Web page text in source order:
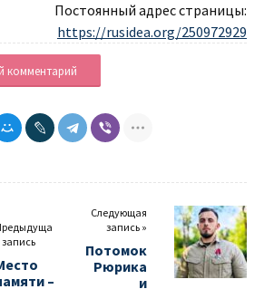
Постоянный адрес страницы:
https://rusidea.org/250972929
комментарий
запись
–
Следующая
запись »
Потомок
Рюрика
и